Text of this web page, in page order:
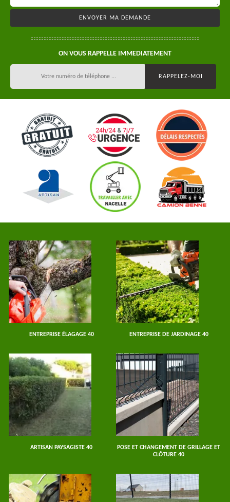
ON VOUS RAPPELLE IMMEDIATEMENT
ENTREPRISE ÉLAGAGE 40 ENTREPRISE DE JARDINAGE 40
ARTISAN PAYSAGISTE 40
POSE ET CHANGEMENT DE GRILLAGE ET
CLÔTURE 40